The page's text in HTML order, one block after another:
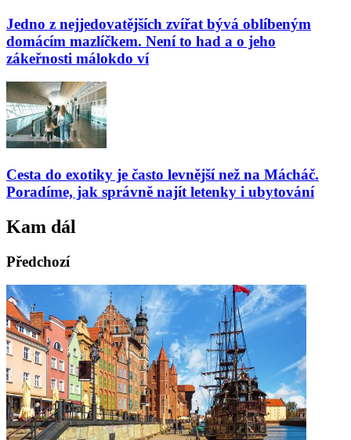
Jedno z nejjedovatějších zvířat bývá oblíbeným
domácím mazlíčkem. Není to had a o jeho
zákeřnosti málokdo ví
Cesta do exotiky je často levnější než na Mácháč.
Poradíme, jak správně najít letenky i ubytování
Kam dál
Předchozí